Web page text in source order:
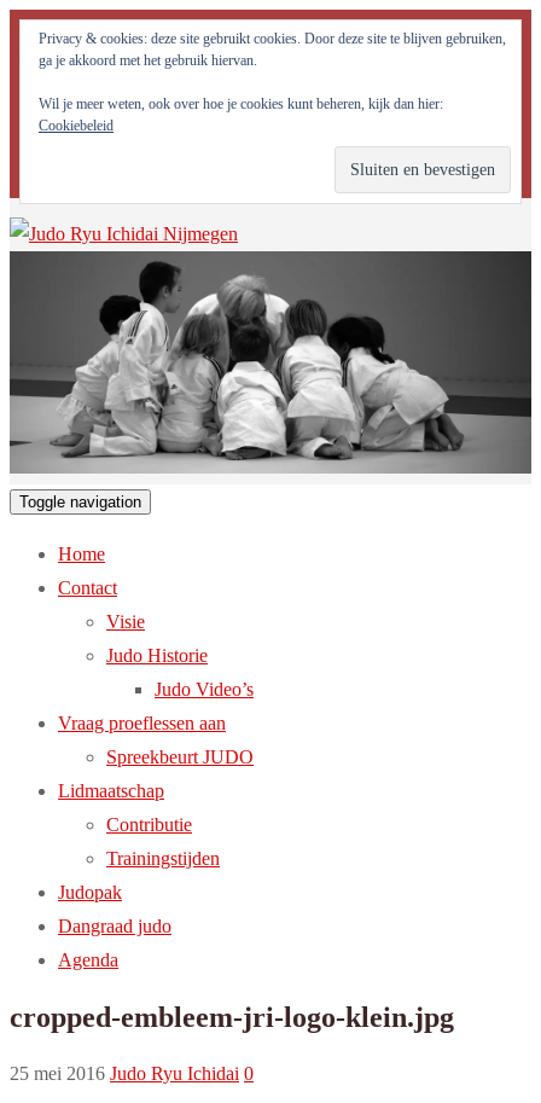
Judo Ryu Ichidai Nijmegen - Alle potentiële krachten in jezelf
optimaal tot ontwikkeling brengen!
Toggle navigation
Home
Contact
Visie
Judo Historie
Judo Video’s
Vraag proeflessen aan
Spreekbeurt JUDO
Lidmaatschap
Contributie
Trainingstijden
Judopak
Dangraad judo
Agenda
cropped-embleem-jri-logo-klein.jpg
25 mei 2016 Judo Ryu Ichidai 0
Privacy & cookies: deze site gebruikt cookies. Door deze site te blijven gebruiken,
ga je akkoord met het gebruik hiervan.
Wil je meer weten, ook over hoe je cookies kunt beheren, kijk dan hier:
Cookiebeleid